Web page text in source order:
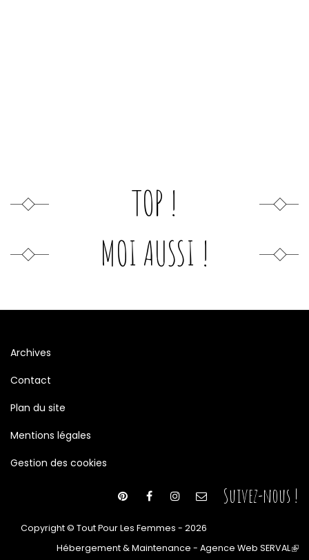
TOP !
MOI AUSSI !
Archives
Contact
Plan du site
Mentions légales
Gestion des cookies
Suivez-nous !
Copyright © Tout Pour Les Femmes - 2026
Hébergement & Maintenance - Agence Web SERVAL(le